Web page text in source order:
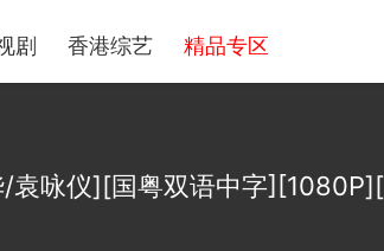
剧 香港综艺 精品专区
咏仪][国粤双语中字